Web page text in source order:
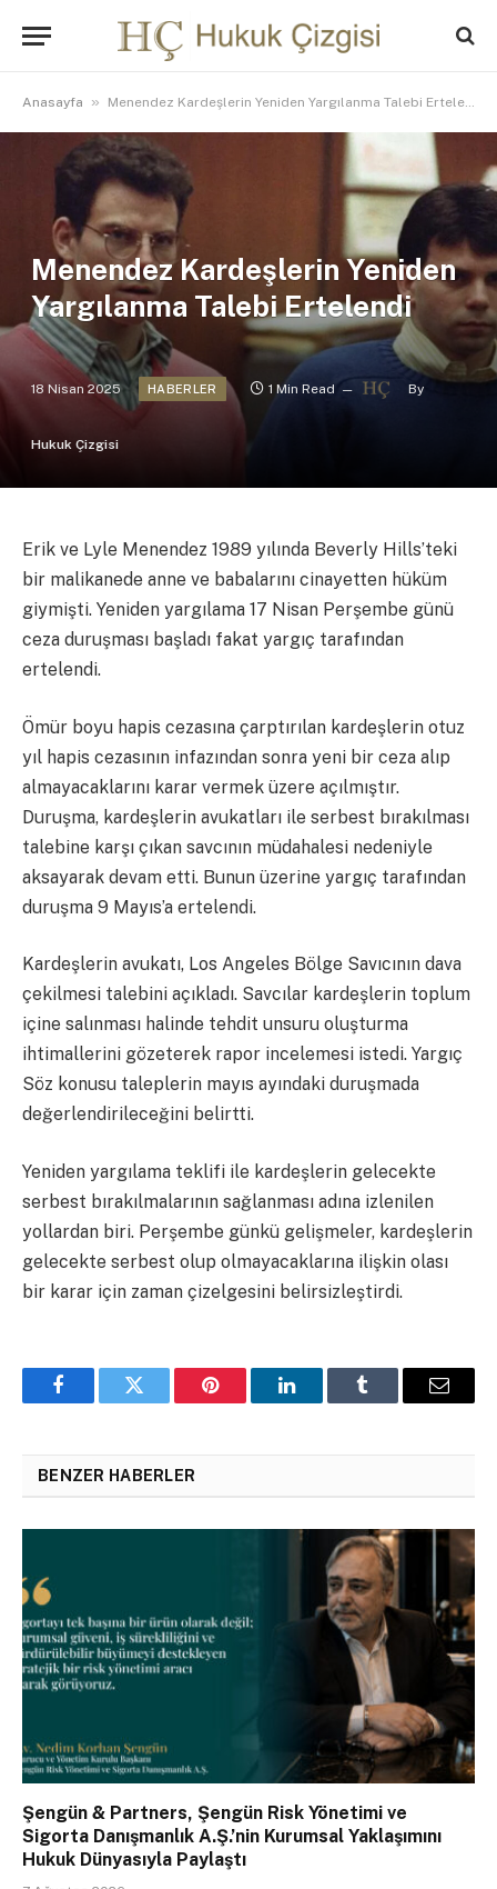
Anasayfa » Menendez Kardeşlerin Yeniden Yargılanma Talebi Ertelendi
Menendez Kardeşlerin Yeniden
Yargılanma Talebi Ertelendi
18 Nisan 2025 HABERLER 1 Min Read By
Hukuk Çizgisi
Erik ve Lyle Menendez 1989 yılında Beverly Hills’teki
bir malikanede anne ve babalarını cinayetten hüküm
giymişti. Yeniden yargılama 17 Nisan Perşembe günü
ceza duruşması başladı fakat yargıç tarafından
ertelendi.
Ömür boyu hapis cezasına çarptırılan kardeşlerin otuz
yıl hapis cezasının infazından sonra yeni bir ceza alıp
almayacaklarını karar vermek üzere açılmıştır.
Duruşma, kardeşlerin avukatları ile serbest bırakılması
talebine karşı çıkan savcının müdahalesi nedeniyle
aksayarak devam etti. Bunun üzerine yargıç tarafından
duruşma 9 Mayıs’a ertelendi.
Kardeşlerin avukatı, Los Angeles Bölge Savıcının dava
çekilmesi talebini açıkladı. Savcılar kardeşlerin toplum
içine salınması halinde tehdit unsuru oluşturma
ihtimallerini gözeterek rapor incelemesi istedi. Yargıç
Söz konusu taleplerin mayıs ayındaki duruşmada
değerlendirileceğini belirtti.
Yeniden yargılama teklifi ile kardeşlerin gelecekte
serbest bırakılmalarının sağlanması adına izlenilen
yollardan biri. Perşembe günkü gelişmeler, kardeşlerin
gelecekte serbest olup olmayacaklarına ilişkin olası
bir karar için zaman çizelgesini belirsizleştirdi.
FacebookTwitter Pinterest LinkedInTumblr Email
BENZER HABERLER
Şengün & Partners, Şengün Risk Yönetimi ve
Sigorta Danışmanlık A.Ş.’nin Kurumsal Yaklaşımını
Hukuk Dünyasıyla Paylaştı